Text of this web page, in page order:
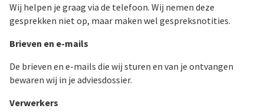
Wij helpen je graag via de telefoon. Wij nemen deze
gesprekken niet op, maar maken wel gespreksnotities.
Brieven en e-mails
De brieven en e-mails die wij sturen en van je ontvangen
bewaren wij in je adviesdossier.
Verwerkers